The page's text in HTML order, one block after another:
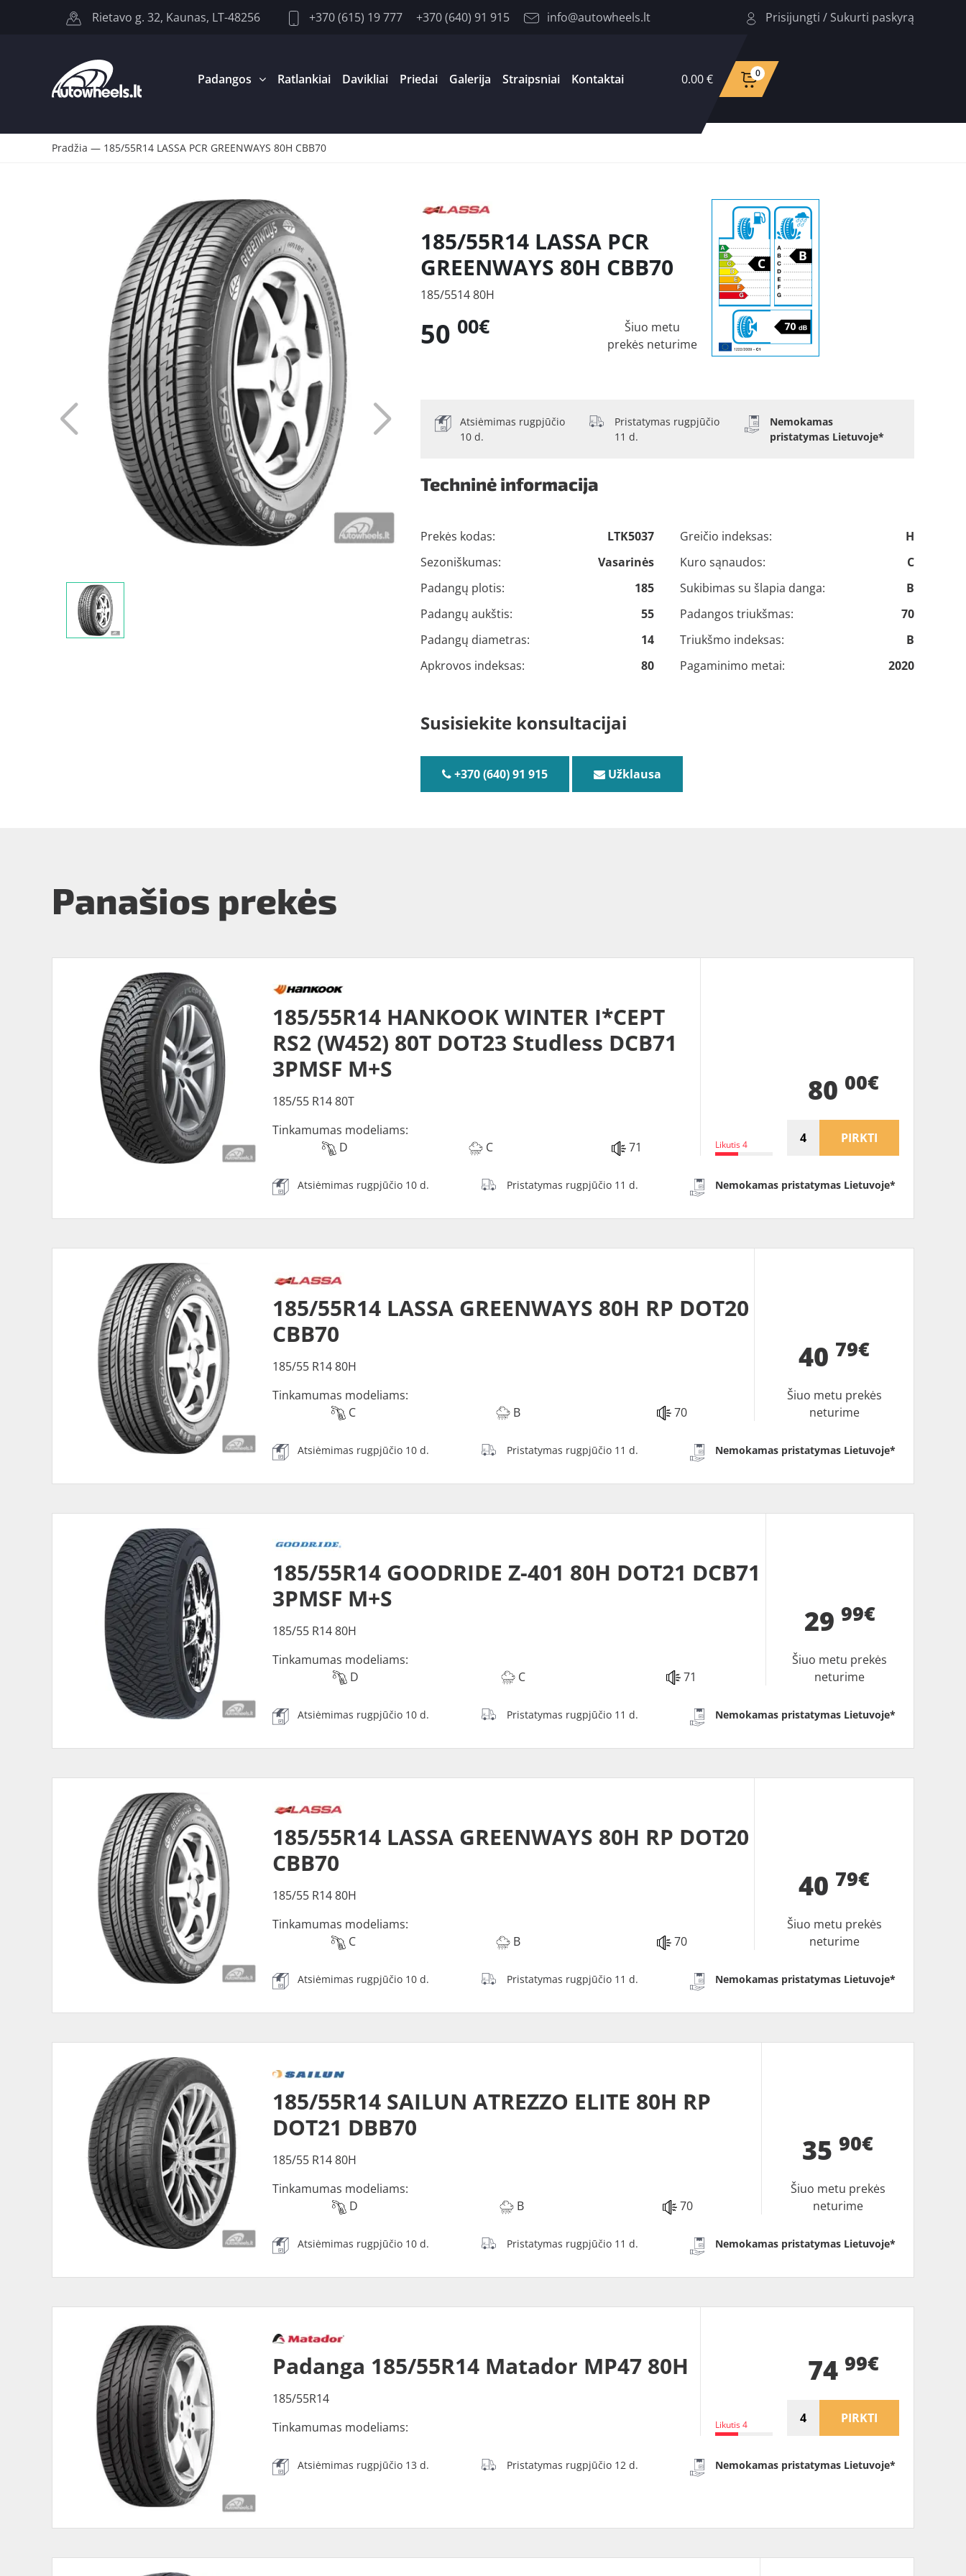
Rietavo g. 32, Kaunas, LT-48256 +370 (615) 19 777 +370 (640) 91 915 info@autowheels.lt Prisijungti / Sukurti paskyrą
Padangos Ratlankiai Davikliai Priedai Galerija Straipsniai Kontaktai 0.00 € 0
Pradžia — 185/55R14 LASSA PCR GREENWAYS 80H CBB70
185/55R14 LASSA PCR
GREENWAYS 80H CBB70
185/5514 80H
50 00€
Šiuo metu
prekės neturime
Atsiėmimas rugpjūčio
10 d.
Pristatymas rugpjūčio
11 d.
Nemokamas
pristatymas Lietuvoje*
Techninė informacija
Prekės kodas:
LTK5037
Sezoniškumas:
Vasarinės
Padangų plotis:
185
Padangų aukštis:
55
Padangų diametras:
14
Apkrovos indeksas:
80
Greičio indeksas:
H
Kuro sąnaudos:
C
Sukibimas su šlapia danga:
B
Padangos triukšmas:
70
Triukšmo indeksas:
B
Pagaminimo metai:
2020
Susisiekite konsultacijai
+370 (640) 91 915 Užklausa
Panašios prekės
185/55R14 HANKOOK WINTER I*CEPT
RS2 (W452) 80T DOT23 Studless DCB71
3PMSF M+S
185/55 R14 80T
Tinkamumas modeliams:
D
C 71 Likutis 4
80 00€
PIRKTI
Atsiėmimas rugpjūčio 10 d. Pristatymas rugpjūčio 11 d. Nemokamas pristatymas Lietuvoje*
185/55R14 LASSA GREENWAYS 80H RP DOT20
CBB70
185/55 R14 80H
Tinkamumas modeliams:
C
B 70
40 79€
Šiuo metu prekės
neturime
Atsiėmimas rugpjūčio 10 d. Pristatymas rugpjūčio 11 d. Nemokamas pristatymas Lietuvoje*
185/55R14 GOODRIDE Z-401 80H DOT21 DCB71
3PMSF M+S
185/55 R14 80H
Tinkamumas modeliams:
D
C 71
29 99€
Šiuo metu prekės
neturime
Atsiėmimas rugpjūčio 10 d. Pristatymas rugpjūčio 11 d. Nemokamas pristatymas Lietuvoje*
185/55R14 LASSA GREENWAYS 80H RP DOT20
CBB70
185/55 R14 80H
Tinkamumas modeliams:
C
B 70
40 79€
Šiuo metu prekės
neturime
Atsiėmimas rugpjūčio 10 d. Pristatymas rugpjūčio 11 d. Nemokamas pristatymas Lietuvoje*
185/55R14 SAILUN ATREZZO ELITE 80H RP
DOT21 DBB70
185/55 R14 80H
Tinkamumas modeliams:
D
B 70
35 90€
Šiuo metu prekės
neturime
Atsiėmimas rugpjūčio 10 d. Pristatymas rugpjūčio 11 d. Nemokamas pristatymas Lietuvoje*
Padanga 185/55R14 Matador MP47 80H
185/55R14
Tinkamumas modeliams:
Likutis 4
74 99€
PIRKTI
Atsiėmimas rugpjūčio 13 d. Pristatymas rugpjūčio 12 d. Nemokamas pristatymas Lietuvoje*